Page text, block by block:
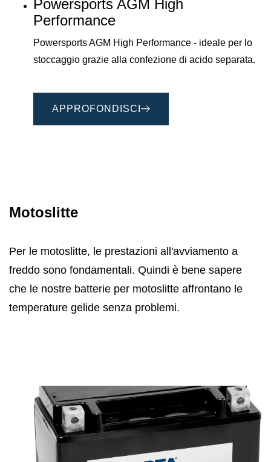
Powersports AGM High
Performance
Powersports AGM High Performance - ideale per lo
stoccaggio grazie alla confezione di acido separata.
APPROFONDISCI
Motoslitte
Per le motoslitte, le prestazioni all'avviamento a
freddo sono fondamentali. Quindi è bene sapere
che le nostre batterie per motoslitte affrontano le
temperature gelide senza problemi.